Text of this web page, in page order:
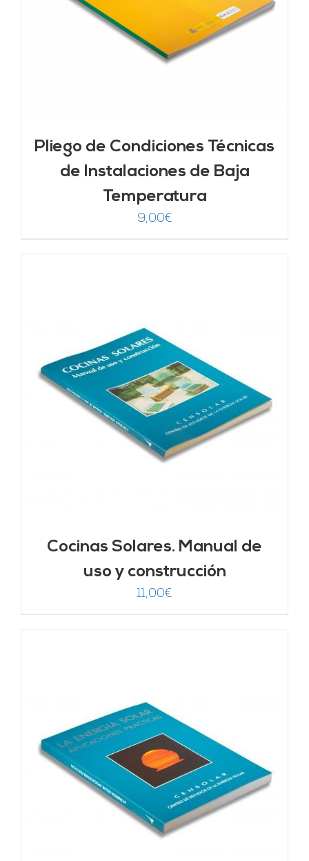
Pliego de Condiciones Técnicas
de Instalaciones de Baja
Temperatura
9,00€
Cocinas Solares. Manual de
uso y construcción
11,00€